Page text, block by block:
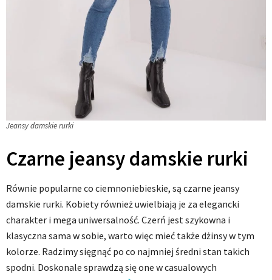
Jeansy damskie rurki
Czarne jeansy damskie rurki
Równie popularne co ciemnoniebieskie, są czarne jeansy
damskie rurki. Kobiety również uwielbiają je za elegancki
charakter i mega uniwersalność. Czerń jest szykowna i
klasyczna sama w sobie, warto więc mieć także dżinsy w tym
kolorze. Radzimy sięgnąć po co najmniej średni stan takich
spodni. Doskonale sprawdzą się one w casualowych